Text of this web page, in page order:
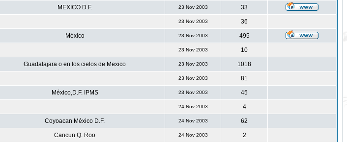
MEXICO D.F. 23 Nov 2003 33
23 Nov 2003 36
México 23 Nov 2003 495
23 Nov 2003 10
Guadalajara o en los cielos de Mexico 23 Nov 2003 1018
23 Nov 2003 81
México,D.F. IPMS 23 Nov 2003 45
24 Nov 2003 4
Coyoacan México D.F. 24 Nov 2003 62
Cancun Q. Roo 24 Nov 2003 2